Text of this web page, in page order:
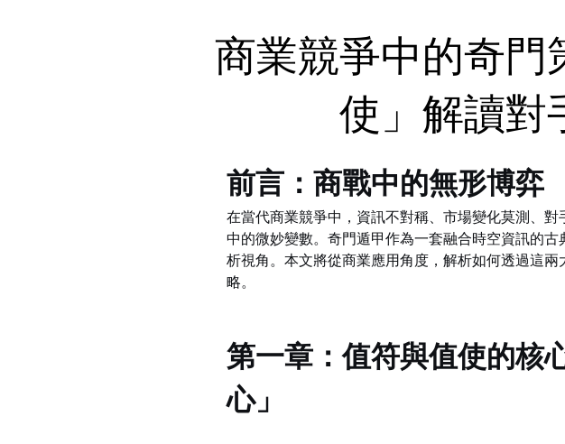
商業競爭中的奇門
使」解讀對
前言：商戰中的無形博弈
在當代商業競爭中，資訊不對稱、市場變化莫測、
中的微妙變數。奇門遁甲作為一套融合時空資訊的
析視角。本文將從商業應用角度，解析如何透過這
略。
第一章：值符與值使的
心」